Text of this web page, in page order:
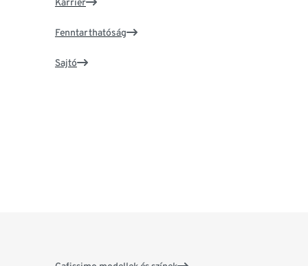
Fenntarthatóság
Sajtó